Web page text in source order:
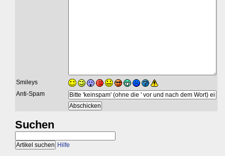
Smileys
Anti-Spam
Suchen
Hilfe